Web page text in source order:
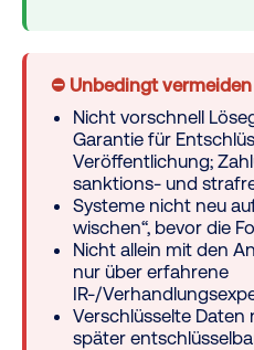
⛔ Unbedingt vermeiden
Nicht vorschnell
Garantie für
Veröffentlichung;
sanktions- und
Systeme nicht neu
wischen“, bevor die
Nicht allein mit den
nur über erfahrene
IR-/
Verschlüsselte
später